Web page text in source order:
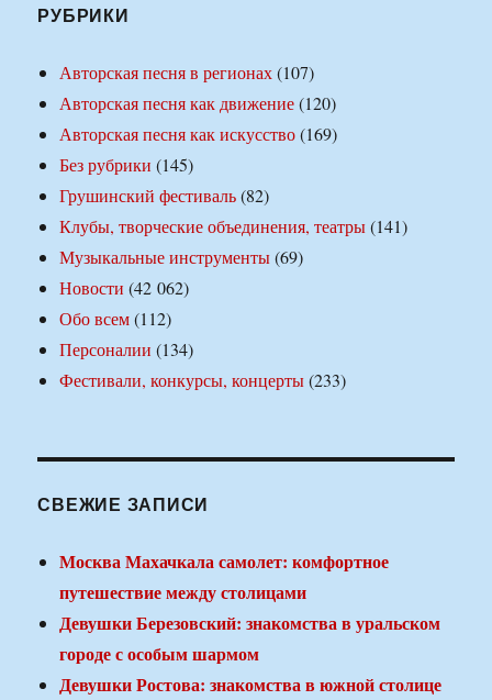
РУБРИКИ
Авторская песня в регионах(107)
Авторская песня как движение(120)
Авторская песня как искусство(169)
Без рубрики (145)
Грушинский фестиваль(82)
Клубы, творческие объединения, театры(141)
Музыкальные инструменты(69)
Новости (42 062)
Обо всем(112)
Персоналии (134)
Фестивали, конкурсы, концерты(233)
СВЕЖИЕ ЗАПИСИ
Москва Махачкала самолет: комфортное
путешествие между столицами
Девушки Березовский: знакомства в уральском
городе с особым шармом
Девушки Ростова: знакомства в южной столице